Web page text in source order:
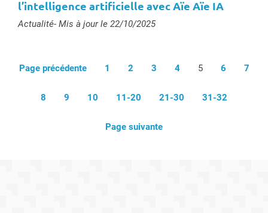
l’intelligence artificielle avec Aïe Aïe IA
Type :
Actualité- Mis à jour le 22/10/2025
Page précédente 1 2 3 4 5 6 7
8 9 10 11-20 21-30 31-32
Page suivante